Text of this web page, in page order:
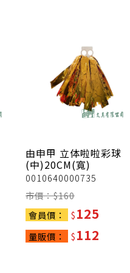
由申甲 立体啦啦彩球
(中)20CM(寬)
0010640000735
市價：$160
會員價：
$125
量販價： $112